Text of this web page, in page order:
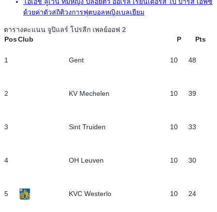
ด้วยค่าตัวสถิติวงการฟุตบอลหญิงเบลเยียม
ตารางคะแนน จูปิแลร์ โปรลีก เพลย์ออฟ 2
PosClub P Pts
1 Gent 10 48
2 KV Mechelen 10 39
3 Sint Truiden 10 33
4 OH Leuven 10 30
5 KVC Westerlo 10 24